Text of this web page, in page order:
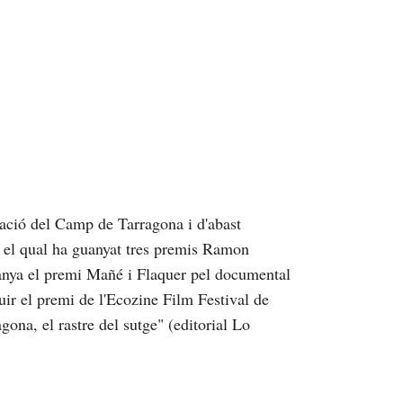
del Camp de Tarragona i d'abast
qual ha guanyat tres premis Ramon
el premi Mañé i Flaquer pel documental
el premi de l'Ecozine Film Festival de
el rastre del sutge" (editorial Lo